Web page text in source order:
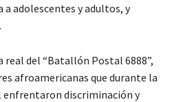
a adolescentes y adultos, y
del “Batallón Postal 6888”,
afroamericanas que durante la
enfrentaron discriminación y